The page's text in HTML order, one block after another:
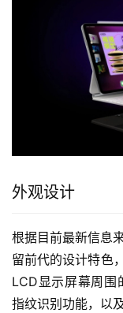
外观设计
根据目前最新信息
留前代的设计特色
LCD显示屏幕周围
指纹识别功能，以